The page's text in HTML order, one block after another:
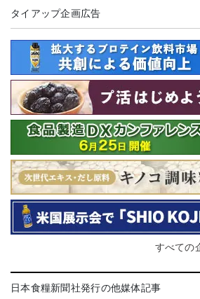
タイアップ企画広告
すべての
日本食糧新聞社発行の他媒体記事